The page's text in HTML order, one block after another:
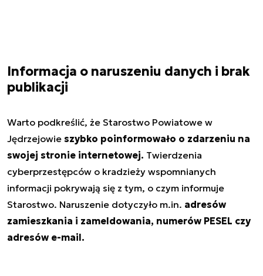
Informacja o naruszeniu danych i brak
publikacji
Warto podkreślić, że Starostwo Powiatowe w
Jędrzejowie szybko poinformowało o zdarzeniu na
swojej stronie internetowej. Twierdzenia
cyberprzestępców o kradzieży wspomnianych
informacji pokrywają się z tym, o czym informuje
Starostwo. Naruszenie dotyczyło m.in. adresów
zamieszkania i zameldowania, numerów PESEL czy
adresów e-mail.